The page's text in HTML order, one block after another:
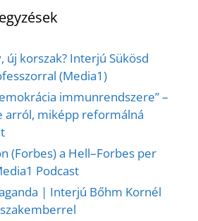
új korszak? Interjú Sükösd
(Media1)
immunrendszere” –
arról, miképp reformálná
(Forbes) a Hell–Forbes per
Podcast
| Interjú Bőhm Kornél